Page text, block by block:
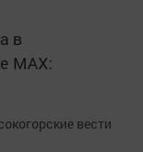
в
MАХ:
вести